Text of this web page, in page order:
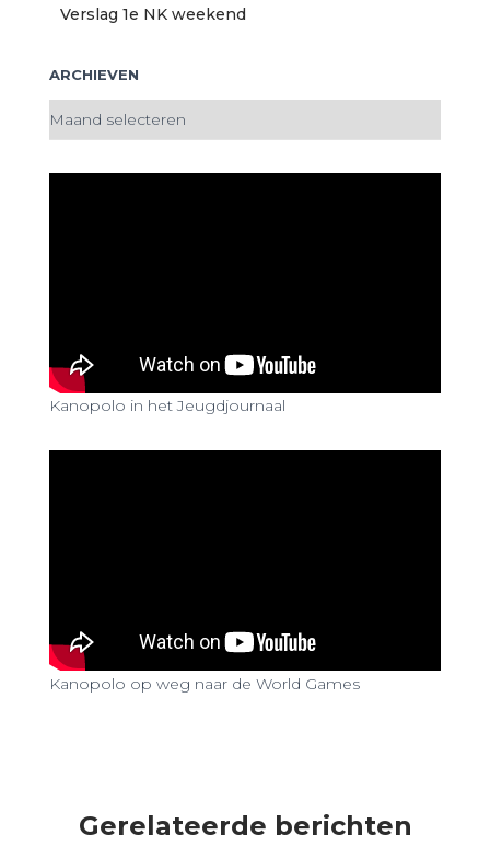
Verslag 1e NK weekend
ARCHIEVEN
A
Kanopolo in het Jeugdjournaal
Kanopolo op weg naar de World Games
Gerelateerde berichten